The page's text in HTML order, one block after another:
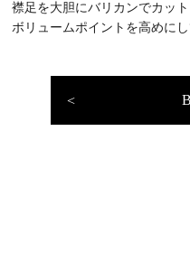
襟足を大胆にバリカンでカッ
ボリュームポイントを高めに